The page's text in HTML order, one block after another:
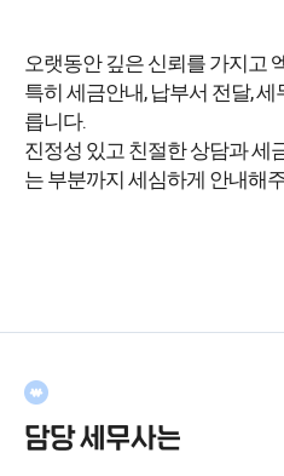
오랫동안 깊은 신뢰를 가지고
특히 세금안내, 납부서 전달,
릅니다.
진정성 있고 친절한 상담과 세
는 부분까지 세심하게 안내해
담당 세무사는